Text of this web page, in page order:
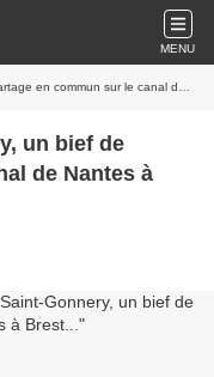
MENU
sur le canal de Nantes à Brest...
un bief de
de Nantes à